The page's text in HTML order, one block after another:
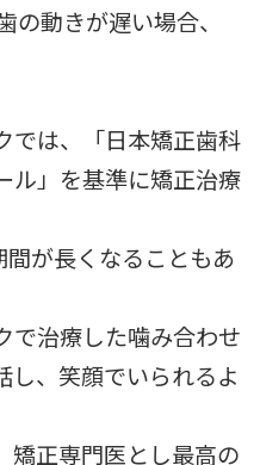
動きが遅い場合、
では、「日本矯正歯科
ル」を基準に矯正治療
が長くなることもあ
で治療した噛み合わせ
し、笑顔でいられるよ
矯正専門医とし最高の